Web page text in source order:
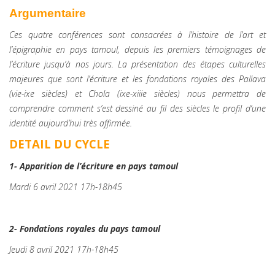
Argumentaire
Ces quatre conférences sont consacrées à l’histoire de l’art et
l’épigraphie en pays tamoul, depuis les premiers témoignages de
l’écriture jusqu’à nos jours. La présentation des étapes culturelles
majeures que sont l’écriture et les fondations royales des Pallava
(vie-ixe siècles) et Chola (ixe-xiiie siècles) nous permettra de
comprendre comment s’est dessiné au fil des siècles le profil d’une
identité aujourd’hui très affirmée.
DETAIL DU CYCLE
1- Apparition de l’écriture en pays tamoul
Mardi 6 avril 2021 17h-18h45
2- Fondations royales du pays tamoul
Jeudi 8 avril 2021 17h-18h45